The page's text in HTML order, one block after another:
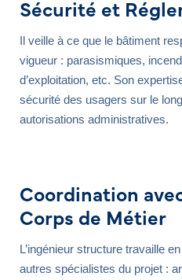
Sécurité et
Il veille à ce que le bâtiment
vigueur : parasismiques,
d’exploitation, etc. Son
sécurité des usagers sur le
autorisations administratives.
Coordination
Corps de Métier
L’ingénieur structure travaille
autres spécialistes du projet :